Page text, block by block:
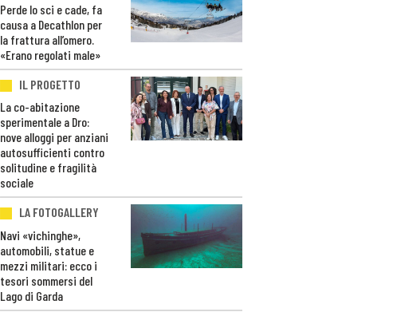
Perde lo sci e cade, fa
causa a Decathlon per
la frattura all’omero.
«Erano regolati male»
IL PROGETTO
La co-abitazione
sperimentale a Dro:
nove alloggi per anziani
autosufficienti contro
solitudine e fragilità
sociale
LA FOTOGALLERY
Navi «vichinghe»,
automobili, statue e
mezzi militari: ecco i
tesori sommersi del
Lago di Garda